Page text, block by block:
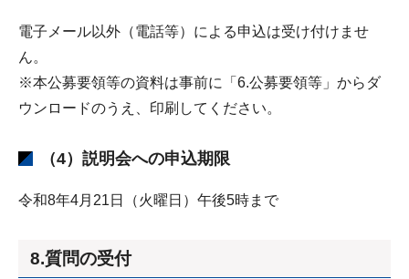
電子メール以外（電話等）による申込は受け付けませ
ん。
※本公募要領等の資料は事前に「6.公募要領等」からダ
ウンロードのうえ、印刷してください。
（4）説明会への申込期限
令和8年4月21日（火曜日）午後5時まで
8.質問の受付